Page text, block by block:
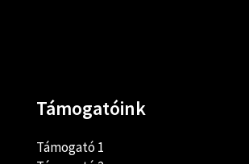
Támogatóink
Támogató 1